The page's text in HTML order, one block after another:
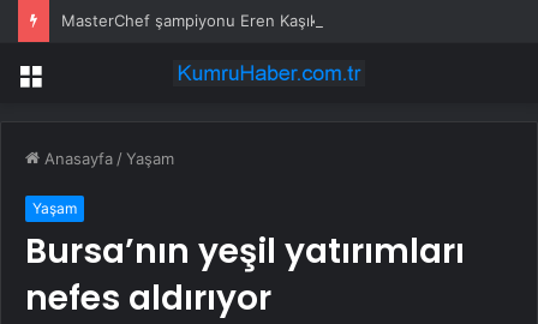
Menü
Anasayfa /Yaşam
Yaşam
Bursa’nın yeşil yatırımları
nefes aldırıyor